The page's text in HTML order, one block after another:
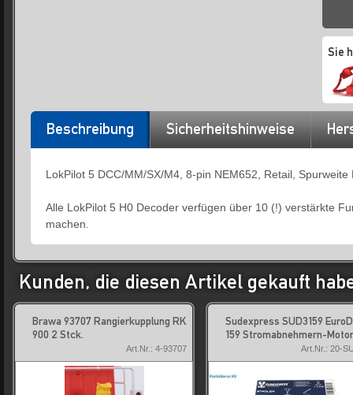
Sie
Beschreibung Sicherheitshinweise
LokPilot 5 DCC/MM/SX/M4, 8-pin NEM652, Retail, Spurweite
Alle LokPilot 5 H0 Decoder verfügen über 10 (!) verstärkte
machen.
Kunden, die diesen Artikel gekauft
Brawa 93707 Rangierkupplung RK
900 2 Stck.
Art.Nr.: 4-93707
Sudexpress SUD3159
159 Stromabnehmern-
Art.Nr.: 20-